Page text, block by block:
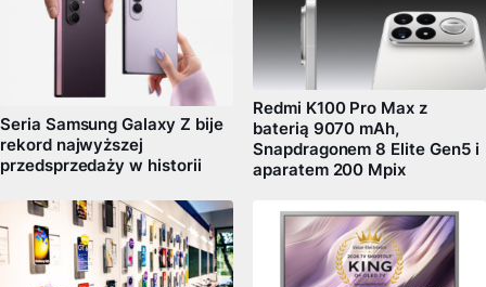
Seria Samsung Galaxy Z bije
rekord najwyższej
przedsprzedaży w historii
Redmi K100 Pro Max z
baterią 9070 mAh,
Snapdragonem 8 Elite Gen5 i
aparatem 200 Mpix